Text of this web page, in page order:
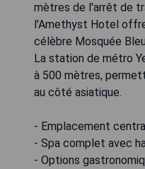
mètres de l'arrêt de
l'Amethyst Hotel
célèbre Mosquée
La station de métro
à 500 mètres,
au côté asiatique.
- Emplacement
- Spa complet avec
- Options